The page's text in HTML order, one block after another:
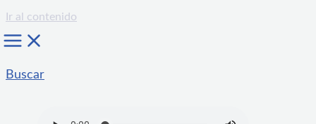
Ir al contenido
Buscar